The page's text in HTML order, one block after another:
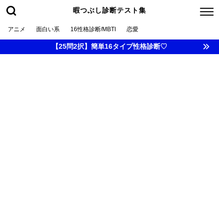
暇つぶし診断テスト集
アニメ 面白い系 16性格診断/MBTI 恋愛
【25問2択】簡単16タイプ性格診断♡